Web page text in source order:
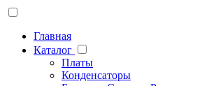
Главная
Каталог
Платы
Конденсаторы